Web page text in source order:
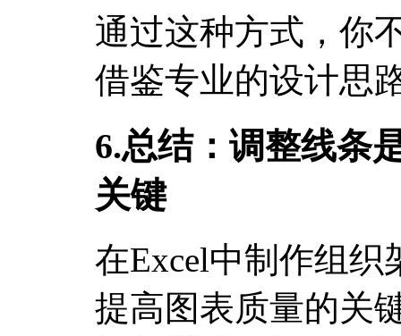
通过这种方式，你
借鉴专业的设计思
6.总结：调整线条
关键
在Excel中制作组
提高图表质量的关